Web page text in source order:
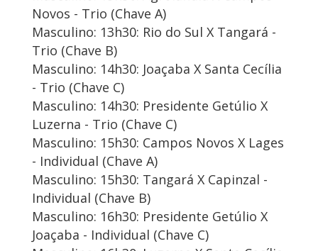
Novos - Trio (Chave A)
Masculino: 13h30: Rio do Sul X Tangará -
Trio (Chave B)
Masculino: 14h30: Joaçaba X Santa Cecília
- Trio (Chave C)
Masculino: 14h30: Presidente Getúlio X
Luzerna - Trio (Chave C)
Masculino: 15h30: Campos Novos X Lages
- Individual (Chave A)
Masculino: 15h30: Tangará X Capinzal -
Individual (Chave B)
Masculino: 16h30: Presidente Getúlio X
Joaçaba - Individual (Chave C)